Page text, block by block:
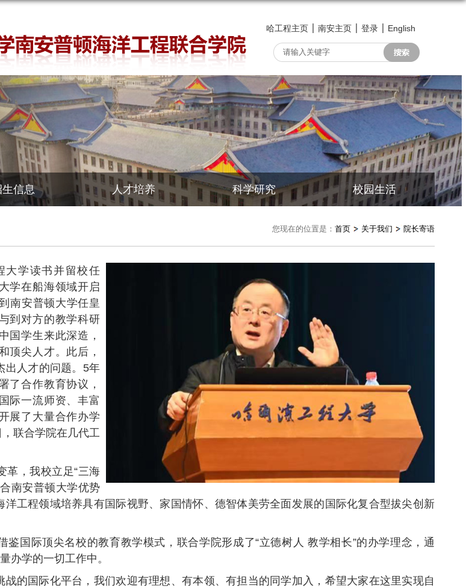
哈工程主页 南安主页 登录 English
生信息 人才培养 科学研究 校园生活
您现在的位置是： 首页 关于我们 院长寄语
大学读书并留校任
学在船海领域开启
南安普顿大学任皇
到对方的教学科研
国学生来此深造，
顶尖人才。此后，
人才的问题。 5年
了合作教育协议，
际一流师资、丰富
展了大量合作办学
，联合学院在几代工
革，我校立足“三海
南安普顿大学优势
洋工程领域培养具有国际视野、家国情怀、德智体美劳全面发展的国际化复合型拔尖创新
鉴国际顶尖名校的教育教学模式，联合学院形成了“立德树人 教学相长”的办学理念，通
办学的一切工作中。
的国际化平台，我们欢迎有理想、有本领、有担当的同学加入，希望大家在这里实现自